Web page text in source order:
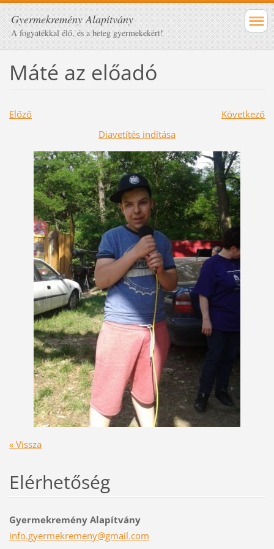
Gyermekremény Alapítvány
A fogyatékkal élő, és a beteg gyermekekért!
Máté az előadó
Előző
Következő
Diavetítés indítása
« Vissza
Elérhetőség
Gyermekremény Alapítvány
info.gyermekremeny@gmail.com